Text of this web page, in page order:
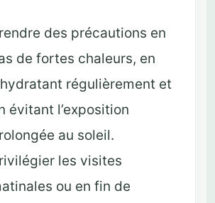
des précautions en
de fortes chaleurs, en
régulièrement et
évitant l’exposition
au soleil.
les visites
ou en fin de